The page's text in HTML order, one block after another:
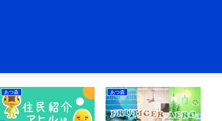
あつ森 あつ森